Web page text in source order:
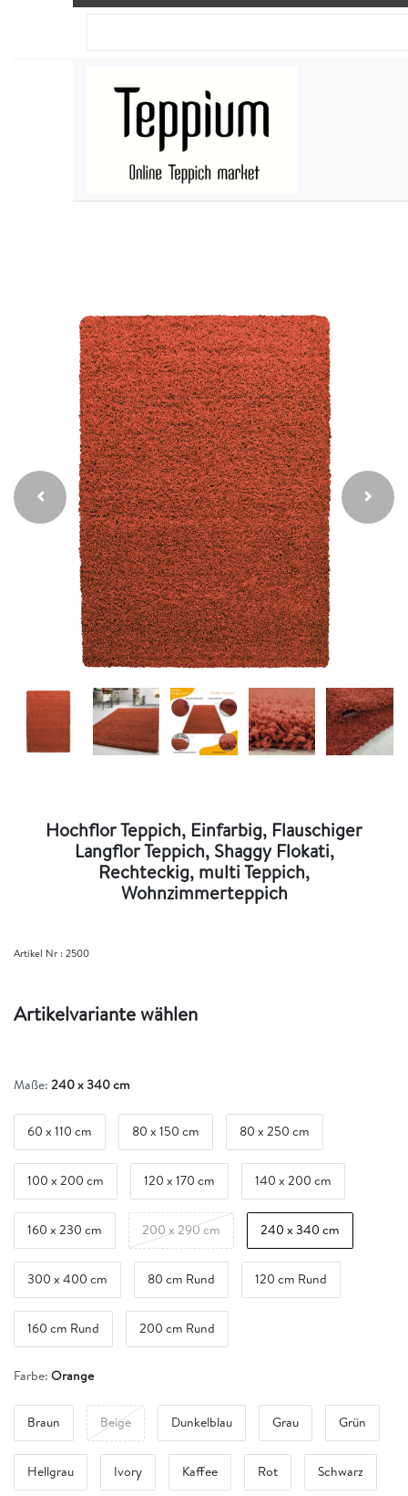
Hochflor Teppich, Einfarbig, Flauschiger
Langflor Teppich, Shaggy Flokati,
Rechteckig, multi Teppich,
Wohnzimmerteppich
Artikel Nr :2500
Artikelvariante wählen
Maße: 240 x 340 cm
60 x 110 cm 80 x 150 cm 80 x 250 cm
100 x 200 cm 120 x 170 cm 140 x 200 cm
160 x 230 cm 200 x 290 cm 240 x 340 cm
300 x 400 cm 80 cm Rund 120 cm Rund
160 cm Rund 200 cm Rund
Farbe: Orange
Braun Beige Dunkelblau Grau Grün
Hellgrau Ivory Kaffee Rot Schwarz